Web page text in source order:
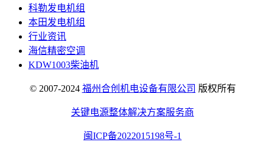
科勒发电机组
本田发电机组
行业资讯
海信精密空调
KDW1003柴油机
© 2007-2024 福州合创机电设备有限公司 版权所有
关键电源整体解决方案服务商
闽ICP备2022015198号-1